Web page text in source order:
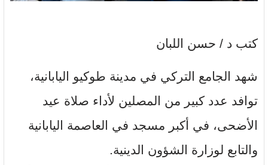
كتب د / حسن اللبان
شهد الجامع التركي في مدينة طوكيو اليابانية،
توافد عدد كبير من المصلين لأداء صلاة عيد
الأضحى، في أكبر مسجد في العاصمة اليابانية
والتابع لوزارة الشؤون الدينية.